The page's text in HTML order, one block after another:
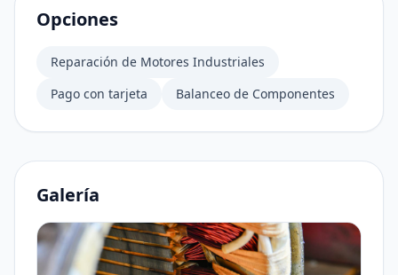
Opciones
Reparación de Motores Industriales
Pago con tarjeta
Balanceo de Componentes
Galería